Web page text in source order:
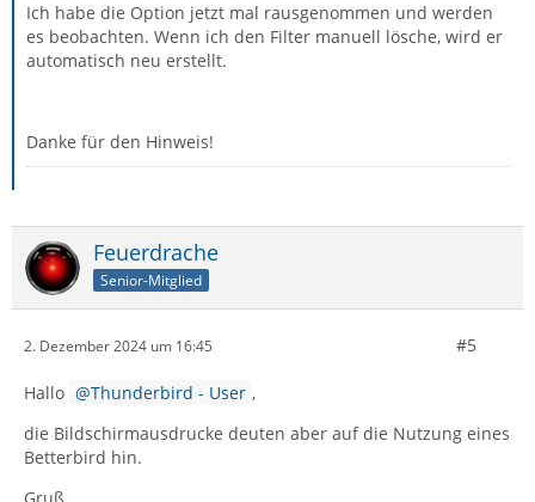
Ich habe die Option jetzt mal rausgenommen und werden
es beobachten. Wenn ich den Filter manuell lösche, wird er
automatisch neu erstellt.
Danke für den Hinweis!
Feuerdrache
Senior-Mitglied
2. Dezember 2024 um 16:45 #5
Hallo Thunderbird - User ,
die Bildschirmausdrucke deuten aber auf die Nutzung eines
Betterbird hin.